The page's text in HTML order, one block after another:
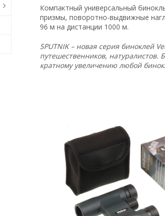
Компактный универсальный
призмы, поворотно-выдвижные
96 м на дистанции 1000 м.
SPUTNIK – новая серия биноклей
путешественников, натуралистов.
кратному увеличению любой